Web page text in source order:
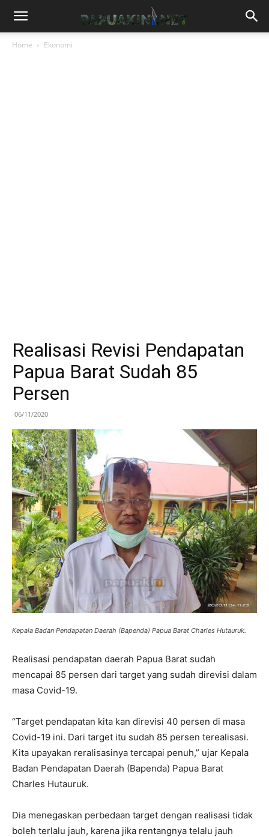
Home Ekonomi
Realisasi Revisi Pendapatan
Papua Barat Sudah 85
Persen
06/11/2020
Kepala Badan Pendapatan Daerah (Bapenda) Papua Barat Charles Hutauruk.
Realisasi pendapatan daerah Papua Barat sudah
mencapai 85 persen dari target yang sudah direvisi dalam
masa Covid-19.
“Target pendapatan kita kan direvisi 40 persen di masa
Covid-19 ini. Dari target itu sudah 85 persen terealisasi.
Kita upayakan reralisasinya tercapai penuh,” ujar Kepala
Badan Pendapatan Daerah (Bapenda) Papua Barat
Charles Hutauruk.
Dia menegaskan perbedaan target dengan realisasi tidak
boleh terlalu jauh, karena jika rentangnya telalu jauh